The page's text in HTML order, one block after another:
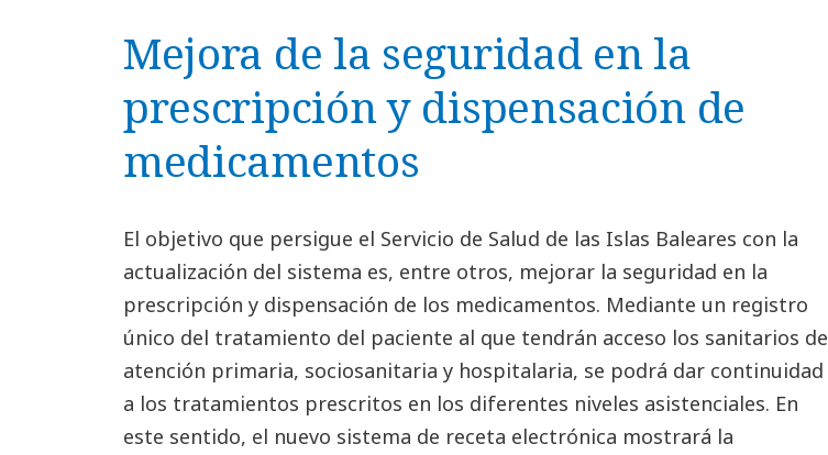
Mejora de la seguridad en la
prescripción y dispensación de
medicamentos
El objetivo que persigue el Servicio de Salud de las Islas Baleares con la
actualización del sistema es, entre otros, mejorar la seguridad en la
prescripción y dispensación de los medicamentos. Mediante un registro
único del tratamiento del paciente al que tendrán acceso los sanitarios de
atención primaria, sociosanitaria y hospitalaria, se podrá dar continuidad
a los tratamientos prescritos en los diferentes niveles asistenciales. En
este sentido, el nuevo sistema de receta electrónica mostrará la